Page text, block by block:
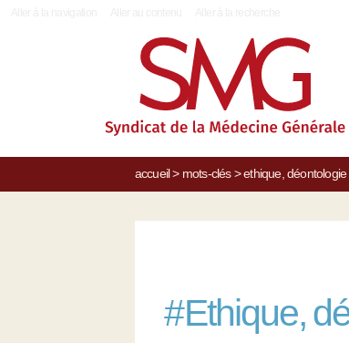
accueil> mots-clés> ethique, déontologie
#Ethique,